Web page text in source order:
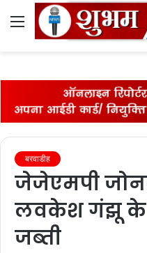
Menu
बरवाडीह
जेजेएमपी
लवकेश गंझू के
जब्‍ती